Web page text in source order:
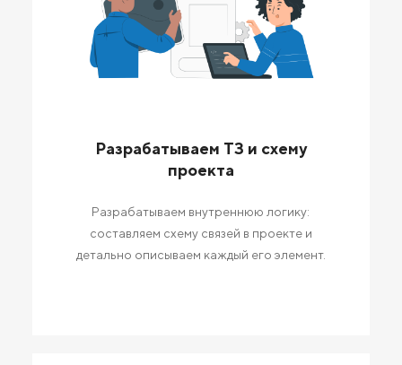
Разрабатываем ТЗ и схему
проекта
Разрабатываем внутреннюю логику:
составляем схему связей в проекте и
детально описываем каждый его элемент.